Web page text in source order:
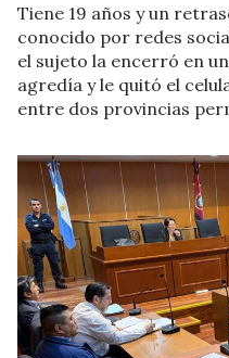
Tiene 19 años y un
conocido por redes
el sujeto la encerró en
agredía y le quitó el
entre dos provincias